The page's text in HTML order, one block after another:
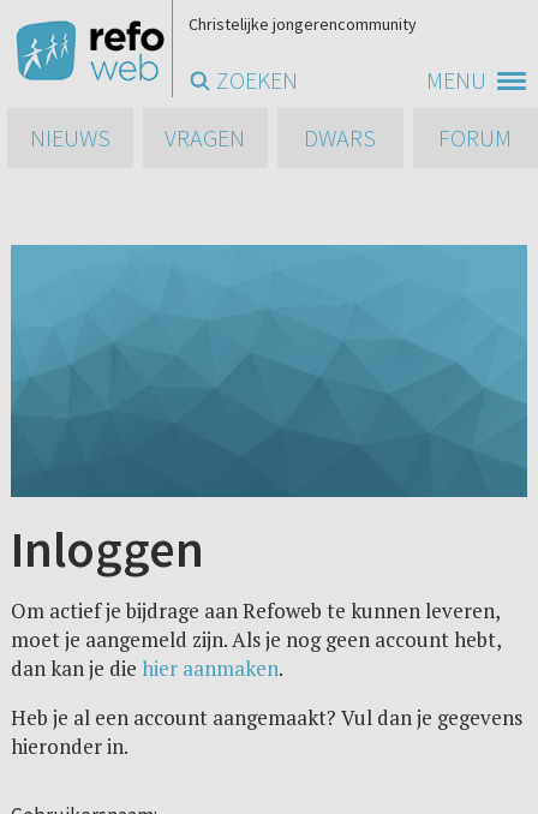
MENU
Christelijke jongerencommunity
ZOEKEN
NIEUWS
VRAGEN DWARS FORUM
Inloggen
Om actief je bijdrage aan Refoweb te kunnen leveren,
moet je aangemeld zijn. Als je nog geen account hebt,
dan kan je die hier aanmaken.
Heb je al een account aangemaakt? Vul dan je gegevens
hieronder in.